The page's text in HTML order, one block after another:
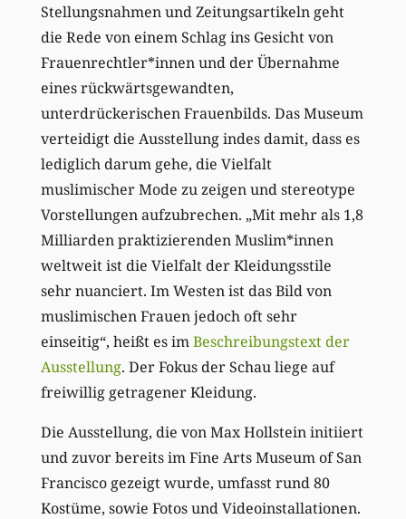
Stellungsnahmen und Zeitungsartikeln geht
die Rede von einem Schlag ins Gesicht von
Frauenrechtler*innen und der Übernahme
eines rückwärtsgewandten,
unterdrückerischen Frauenbilds. Das Museum
verteidigt die Ausstellung indes damit, dass es
lediglich darum gehe, die Vielfalt
muslimischer Mode zu zeigen und stereotype
Vorstellungen aufzubrechen. „Mit mehr als 1,8
Milliarden praktizierenden Muslim*innen
weltweit ist die Vielfalt der Kleidungsstile
sehr nuanciert. Im Westen ist das Bild von
muslimischen Frauen jedoch oft sehr
einseitig“, heißt es imBeschreibungstext der
Ausstellung. Der Fokus der Schau liege auf
freiwillig getragener Kleidung.
Die Ausstellung, die von Max Hollstein initiiert
und zuvor bereits im Fine Arts Museum of San
Francisco gezeigt wurde, umfasst rund 80
Kostüme, sowie Fotos und Videoinstallationen.